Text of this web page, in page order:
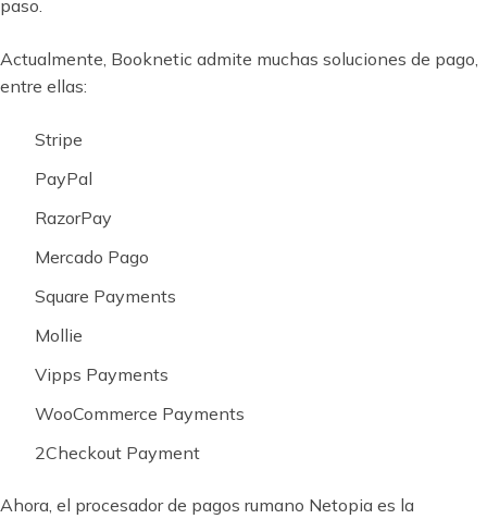
paso.
Actualmente, Booknetic admite muchas soluciones de pago,
entre ellas:
Stripe
PayPal
RazorPay
Mercado Pago
Square Payments
Mollie
Vipps Payments
WooCommerce Payments
2Checkout Payment
Ahora, el procesador de pagos rumano Netopia es la